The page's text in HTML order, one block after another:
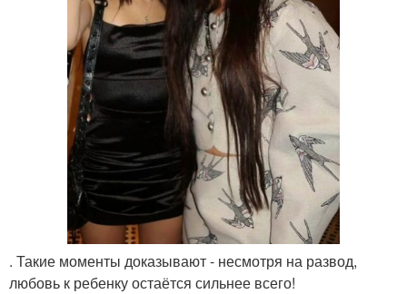
. Такие моменты доказывают - несмотря на развод,
любовь к ребенку остаётся сильнее всего!